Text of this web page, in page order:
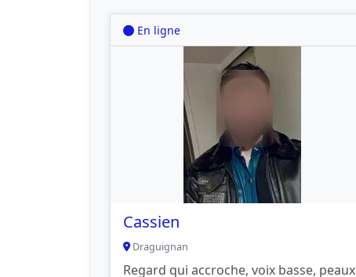
En ligne
Cassien
Draguignan
Regard qui accroche, voix basse, peaux